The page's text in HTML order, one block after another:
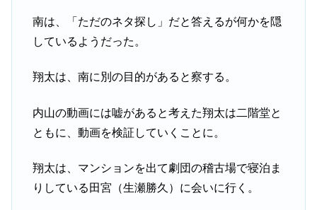
南は、「ただのネタ探し」だと答えるが何かを隠
しているようだった。
翔太は、南に別の目的があると察する。
内山の動画には嘘があると考えた翔太は二階堂と
ともに、動画を検証していくことに。
翔太は、マンションを出て劇団の稽古場で寝泊ま
りしている田宮（生瀬勝久）に会いに行く。